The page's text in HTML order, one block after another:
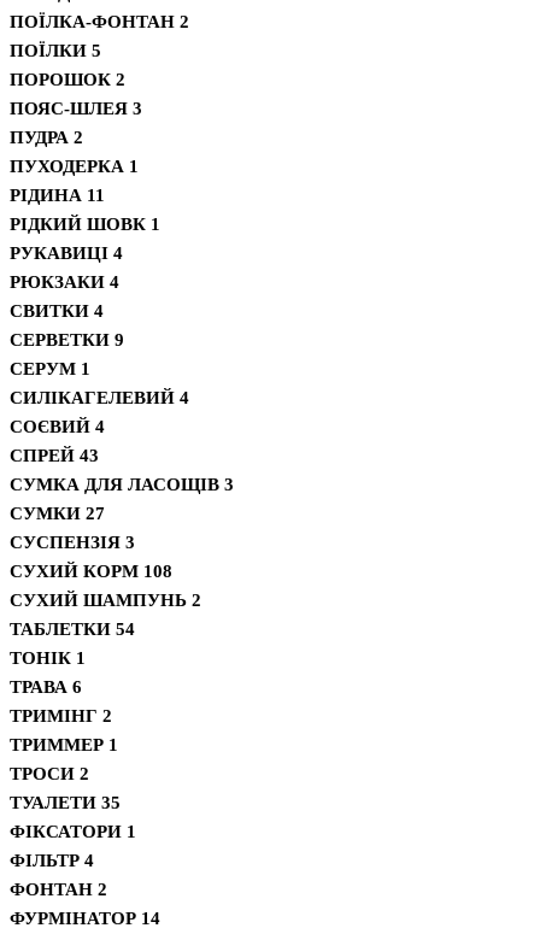
ПОЇЛКА-ФОНТАН 2
ПОЇЛКИ 5
ПОРОШОК 2
ПОЯС-ШЛЕЯ 3
ПУДРА 2
ПУХОДЕРКА 1
РІДИНА 11
РІДКИЙ ШОВК 1
РУКАВИЦІ 4
РЮКЗАКИ 4
СВИТКИ 4
СЕРВЕТКИ 9
СЕРУМ 1
СИЛІКАГЕЛЕВИЙ 4
СОЄВИЙ 4
СПРЕЙ 43
СУМКА ДЛЯ ЛАСОЩІВ 3
СУМКИ 27
СУСПЕНЗІЯ 3
СУХИЙ КОРМ 108
СУХИЙ ШАМПУНЬ 2
ТАБЛЕТКИ 54
ТОНІК 1
ТРАВА 6
ТРИМІНГ 2
ТРИММЕР 1
ТРОСИ 2
ТУАЛЕТИ 35
ФІКСАТОРИ 1
ФІЛЬТР 4
ФОНТАН 2
ФУРМІНАТОР 14